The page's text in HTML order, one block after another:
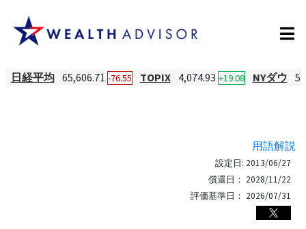
日経平均 65,606.71 -76.55 TOPIX 4,074.93 +19.08 NYダウ
用語解説
設定日: 2013/06/27
償還日： 2028/11/22
評価基準日： 2026/07/31